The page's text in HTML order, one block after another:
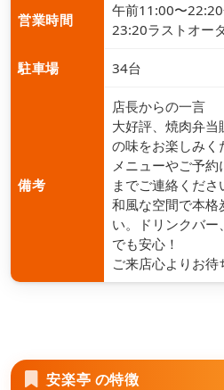
営業時間
午前11:00〜
23:20ラストオー
駐車場 34台
備考
店長からの一言
大好評、焼肉弁
の味をお楽しみく
メニューやご予
までご連絡くださ
和風な空間で本格
い。ドリンクバ
でも安心！
ご来店心よりお待
安楽亭 の特徴